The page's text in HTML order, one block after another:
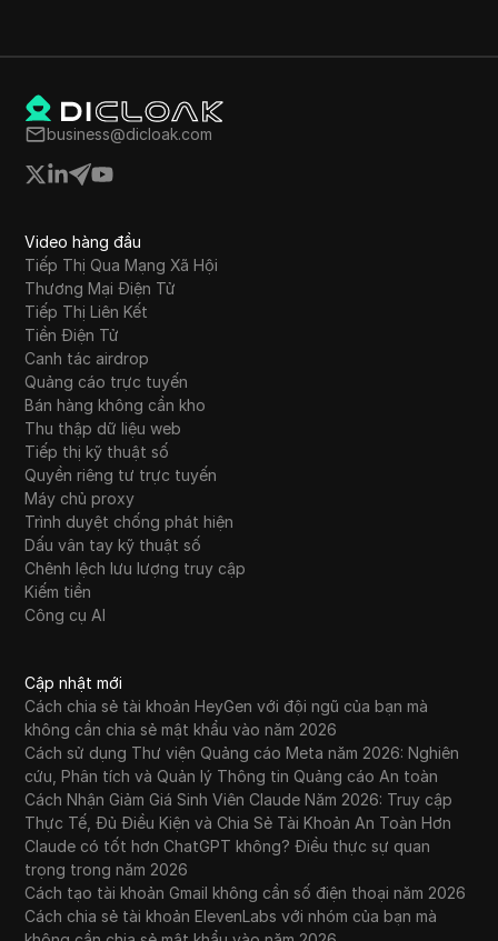
business@dicloak.com
Video hàng đầu
Tiếp Thị Qua Mạng Xã Hội
Thương Mại Điện Tử
Tiếp Thị Liên Kết
Tiền Điện Tử
Canh tác airdrop
Quảng cáo trực tuyến
Bán hàng không cần kho
Thu thập dữ liệu web
Tiếp thị kỹ thuật số
Quyền riêng tư trực tuyến
Máy chủ proxy
Trình duyệt chống phát hiện
Dấu vân tay kỹ thuật số
Chênh lệch lưu lượng truy cập
Kiếm tiền
Công cụ AI
Cập nhật mới
Cách chia sẻ tài khoản HeyGen với đội ngũ của bạn mà
không cần chia sẻ mật khẩu vào năm 2026
Cách sử dụng Thư viện Quảng cáo Meta năm 2026: Nghiên
cứu, Phân tích và Quản lý Thông tin Quảng cáo An toàn
Cách Nhận Giảm Giá Sinh Viên Claude Năm 2026: Truy cập
Thực Tế, Đủ Điều Kiện và Chia Sẻ Tài Khoản An Toàn Hơn
Claude có tốt hơn ChatGPT không? Điều thực sự quan
trọng trong năm 2026
Cách tạo tài khoản Gmail không cần số điện thoại năm 2026
Cách chia sẻ tài khoản ElevenLabs với nhóm của bạn mà